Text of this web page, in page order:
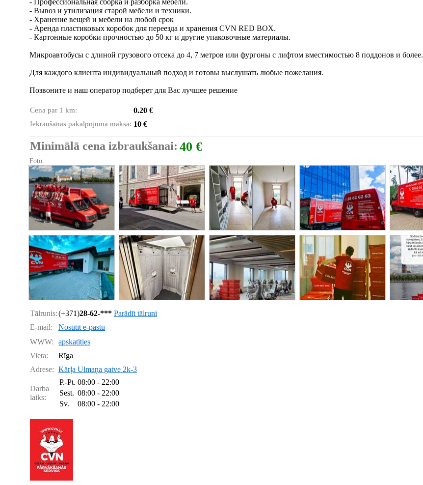
- Профессиональная сборка и разборка мебели.
- Вывоз и утилизация старой мебели и техники.
- Хранение вещей и мебели на любой срок
- Аренда пластиковых коробок для переезда и хранения CVN RED BOX.
- Картонные коробки прочностью до 50 кг и другие упаковочные материалы.
Микроавтобусы с длиной грузового отсека до 4, 7 метров или фургоны с лифтом вместимостью 8 поддонов и более.
Для каждого клиента индивидуальный подход и готовы выслушать любые пожелания.
Позвоните и наш оператор подберет для Вас лучшее решение
Cena par 1 km: 0.20 €
Iekraušanas pakalpojuma maksa: 10 €
Minimālā cena izbraukšanai: 40 €
Foto:
Tālrunis:(+371)28-62-*** Parādīt tālruni
E-mail:
Nosūtīt e-pastu
WWW:
apskatīties
Vieta:
Rīga
Adrese: Kārļa Ulmaņa gatve 2k-3
Darba
laiks:
P.-Pt. 08:00 - 22:00
Sest. 08:00 - 22:00
Sv.
08:00 - 22:00